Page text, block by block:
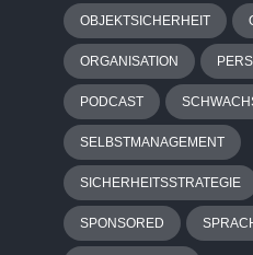
OBJEKTSICHERHEIT
ORGANISATION
PODCAST
SELBSTMANAGEMENT
SICHERHEITSSTRATEGIE
SPONSORED